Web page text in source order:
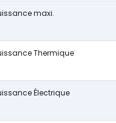
maxi.
Thermique
Électrique